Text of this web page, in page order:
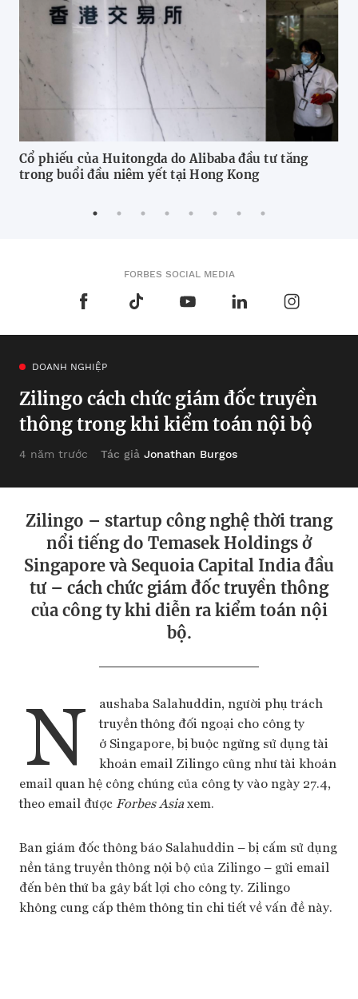
Cổ phiếu của Huitongda do Alibaba đầu tư tăng
trong buổi đầu niêm yết tại Hong Kong
FORBES SOCIAL MEDIA
DOANH NGHIỆP
Zilingo cách chức giám đốc truyền
thông trong khi kiểm toán nội bộ
4 năm trước Tác giả Jonathan Burgos
Zilingo – startup công nghệ thời trang
nổi tiếng do Temasek Holdings ở
Singapore và Sequoia Capital India đầu
tư – cách chức giám đốc truyền thông
của công ty khi diễn ra kiểm toán nội
bộ.
N
aushaba Salahuddin, người phụ trách
truyền thông đối ngoại cho công ty
ở Singapore, bị buộc ngừng sử dụng tài
khoản email Zilingo cũng như tài khoản
email quan hệ công chúng của công ty vào ngày 27.4,
theo email được Forbes Asiaxem.
Ban giám đốc thông báo Salahuddin – bị cấm sử dụng
nền tảng truyền thông nội bộ của Zilingo – gửi email
đến bên thứ ba gây bất lợi cho công ty. Zilingo
không cung cấp thêm thông tin chi tiết về vấn đề này.